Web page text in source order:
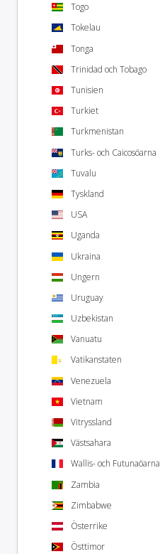
Togo
Tokelau
Tonga
Trinidad och Tobago
Tunisien
Turkiet
Turkmenistan
Turks- och Caicosöarna
Tuvalu
Tyskland
USA
Uganda
Ukraina
Ungern
Uruguay
Uzbekistan
Vanuatu
Vatikanstaten
Venezuela
Vietnam
Vitryssland
Västsahara
Wallis- och Futunaöarna
Zambia
Zimbabwe
Österrike
Östtimor